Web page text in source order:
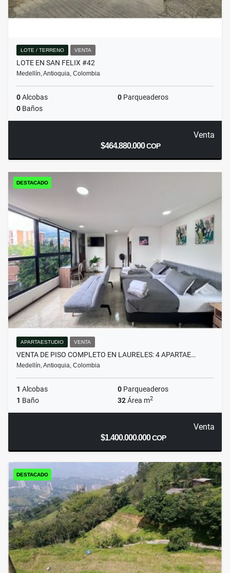
LOTE / TERRENO VENTA
LOTE EN SAN FELIX #42
Medellín, Antioquia, Colombia
0Alcobas 0 Parqueaderos
0 Baños
Venta
$464.880.000COP
DESTACADO
APARTAESTUDIO VENTA
VENTA DE PISO COMPLETO EN LAURELES: 4 APARTAE…
Medellín, Antioquia, Colombia
1 Alcobas 0 Parqueaderos
1 Baño 32Área m2
Venta
$1.400.000.000COP
DESTACADO